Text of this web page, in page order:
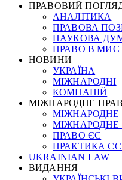
ПРАВОВИЙ
АНАЛІТИКА
ПРАВОВА
НАУКОВА
ПРАВО В
НОВИНИ
УКРАЇНА
МІЖНАРОДНІ
КОМПАНІЙ
МІЖНАРОДНЕ
МІЖНАРОДНЕ
МІЖНАРОДНЕ
ПРАВО ЄС
ПРАКТИКА
UKRAINIAN LAW
ВИДАННЯ